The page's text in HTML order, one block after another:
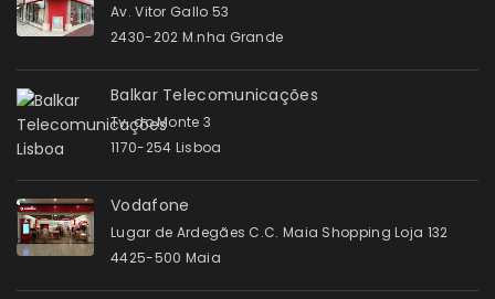
Av. Vitor Gallo 53
2430-202 M.nha Grande
Balkar Telecomunicações
Tv. do Monte 3
1170-254 Lisboa
Vodafone
Lugar de Ardegães C.C. Maia Shopping Loja 132
4425-500 Maia